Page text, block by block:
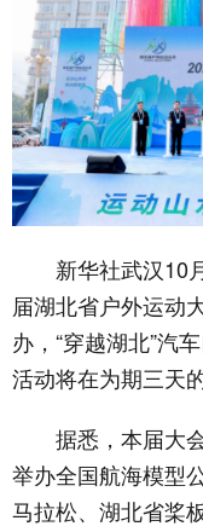
新华社武汉10月
届湖北省户外运动
办，“穿越湖北”汽
活动将在为期三天
据悉，本届大会
举办全国航海模型
马拉松、湖北省桨